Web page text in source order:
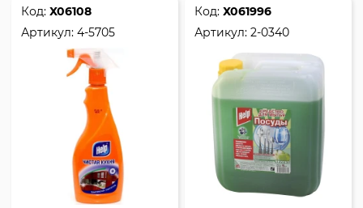
Код:Х06108
Артикул:4-5705
Код:Х061996
Артикул:2-0340